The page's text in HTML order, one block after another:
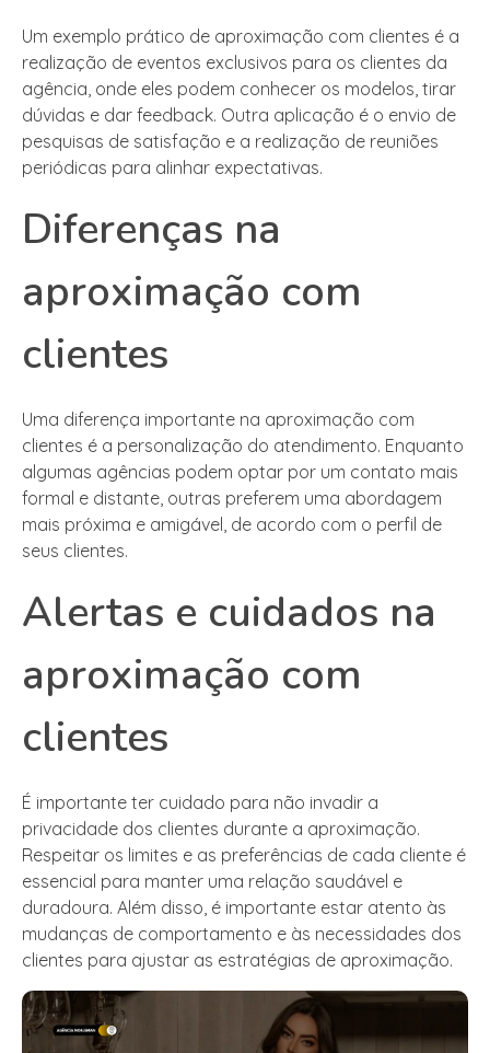
Um exemplo prático de aproximação com clientes é a
realização de eventos exclusivos para os clientes da
agência, onde eles podem conhecer os modelos, tirar
dúvidas e dar feedback. Outra aplicação é o envio de
pesquisas de satisfação e a realização de reuniões
periódicas para alinhar expectativas.
Diferenças na
aproximação com
clientes
Uma diferença importante na aproximação com
clientes é a personalização do atendimento. Enquanto
algumas agências podem optar por um contato mais
formal e distante, outras preferem uma abordagem
mais próxima e amigável, de acordo com o perfil de
seus clientes.
Alertas e cuidados na
aproximação com
clientes
É importante ter cuidado para não invadir a
privacidade dos clientes durante a aproximação.
Respeitar os limites e as preferências de cada cliente é
essencial para manter uma relação saudável e
duradoura. Além disso, é importante estar atento às
mudanças de comportamento e às necessidades dos
clientes para ajustar as estratégias de aproximação.